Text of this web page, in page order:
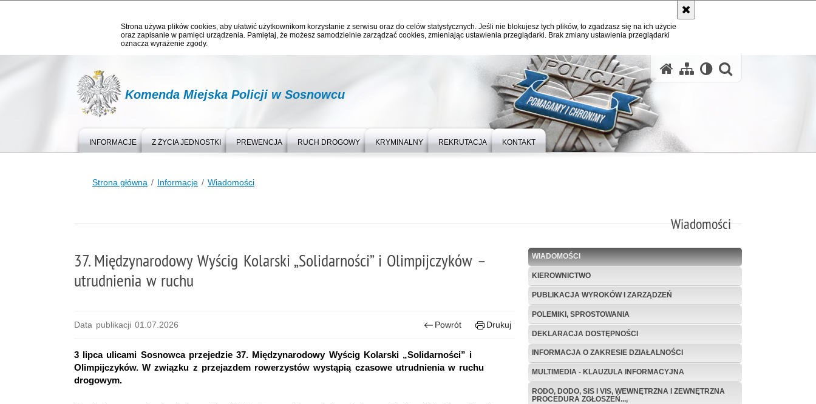
Strona używa plików cookies, aby ułatwić użytkownikom korzystanie z serwisu oraz do celów statystycznych. Jeśli nie blokujesz tych plików, to zgadzasz się na ich użycie
oraz zapisanie w pamięci urządzenia. Pamiętaj, że możesz samodzielnie zarządzać cookies, zmieniając ustawienia przeglądarki. Brak zmiany ustawienia przeglądarki
oznacza wyrażenie zgody.
Komenda Miejska Policji w Sosnowcu
INFORMACJE Z ŻYCIA JEDNOSTKI PREWENCJA RUCH DROGOWY KRYMINALNY REKRUTACJA KONTAKT
Strona główna Informacje Wiadomości
Wiadomości
37. Międzynarodowy Wyścig Kolarski „Solidarności” i Olimpijczyków –
utrudnienia w ruchu
Data publikacji 01.07.2026 Powrót Drukuj
3 lipca ulicami Sosnowca przejedzie 37. Międzynarodowy Wyścig Kolarski „Solidarności” i
Olimpijczyków. W związku z przejazdem rowerzystów wystąpią czasowe utrudnienia w ruchu
drogowym.
WIADOMOŚCI
KIEROWNICTWO
PUBLIKACJA WYROKÓW I ZARZĄDZEŃ
POLEMIKI, SPROSTOWANIA
DEKLARACJA DOSTĘPNOŚCI
INFORMACJA O ZAKRESIE DZIAŁALNOŚCI
MULTIMEDIA - KLAUZULA INFORMACYJNA
RODO, DODO, SIS I VIS, WEWNĘTRZNA I ZEWNĘTRZNA
PROCEDURA ZGŁOSZEŃ...,